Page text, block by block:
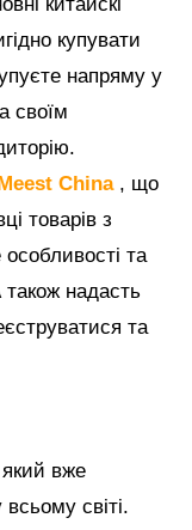
китайскі
купувати
напряму у
своїм
Meest China , що
товарів з
та
надасть
та
вже
світі.